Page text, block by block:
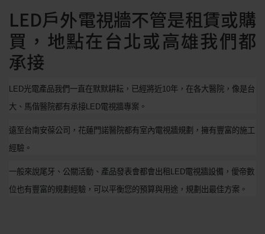
LED戶外電視牆不管是租賃或購
買，地點在台北或高雄我們都
承接
LED光電產品我們一直在默默耕耘，已經將近10年，在各大醫院，像是台
大、馬偕醫院都有承接LED電視牆專案。
遠至台南安葆公司，花蓮門諾醫院都有室內電視牆規劃，擁有豐富的施工
經驗。
一般來說尾牙、公關活動、產品發表會都會出租 LED電視牆設備，僾帝數
位也有豐富的規劃經驗，可以平衡您的預算與用途，規劃出最佳方案。